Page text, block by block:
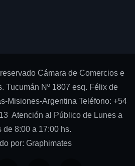
Cámara de Comercios e
Tucumán Nº 1807 esq. Félix de
Misiones-Argentina Teléfono: +54
Atención al Público de Lunes a
de 8:00 a 17:00 hs.
por: Graphimates